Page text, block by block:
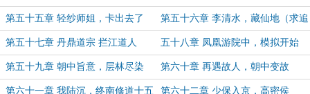
道了
第五十五章 轻纱师姐，卡出去了 第五十六章 李清水，藏仙地（求追
读）
第五十七章 丹鼎道宗 拦江道人
（求追读）
五十八章 凤凰游院中，模拟开始
第五十九章 朝中旨意，层林尽染 第六十章 再遇故人，朝中变故
第六十一章 我陆沉，终南修道十五 第六十二章 少保入京，高密侯